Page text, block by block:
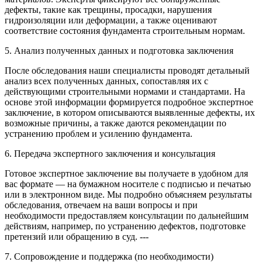
дефекты, такие как трещины, просадки, нарушения
гидроизоляции или деформации, а также оценивают
соответствие состояния фундамента строительным нормам.
5. Анализ полученных данных и подготовка заключения
После обследования наши специалисты проводят детальный
анализ всех полученных данных, сопоставляя их с
действующими строительными нормами и стандартами. На
основе этой информации формируется подробное экспертное
заключение, в котором описываются выявленные дефекты, их
возможные причины, а также даются рекомендации по
устранению проблем и усилению фундамента.
6. Передача экспертного заключения и консультация
Готовое экспертное заключение вы получаете в удобном для
вас формате — на бумажном носителе с подписью и печатью
или в электронном виде. Мы подробно объясняем результаты
обследования, отвечаем на ваши вопросы и при
необходимости предоставляем консультации по дальнейшим
действиям, например, по устранению дефектов, подготовке
претензий или обращению в суд. ---
7. Сопровождение и поддержка (по необходимости)